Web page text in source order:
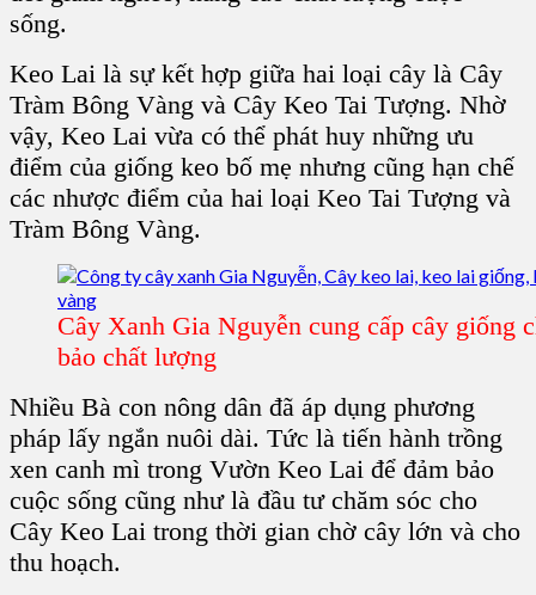
sống.
Keo Lai là sự kết hợp giữa hai loại cây là Cây
Tràm Bông Vàng và Cây Keo Tai Tượng. Nhờ
vậy, Keo Lai vừa có thể phát huy những ưu
điểm của giống keo bố mẹ nhưng cũng hạn chế
các nhược điểm của hai loại Keo Tai Tượng và
Tràm Bông Vàng.
Cây Xanh Gia Nguyễn cung cấp cây giống
bảo chất lượng
Nhiều Bà con nông dân đã áp dụng phương
pháp lấy ngắn nuôi dài. Tức là tiến hành trồng
xen canh mì trong Vườn Keo Lai để đảm bảo
cuộc sống cũng như là đầu tư chăm sóc cho
Cây Keo Lai trong thời gian chờ cây lớn và cho
thu hoạch.